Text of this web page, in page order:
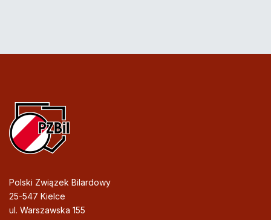
Polski Związek Bilardowy
25-547 Kielce
ul. Warszawska 155